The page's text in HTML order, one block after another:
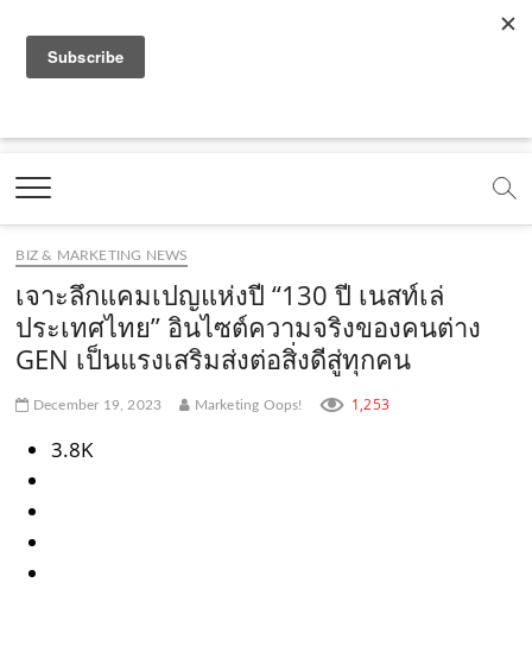
a
e
b
o
o
k
.
c
o
o
t
b
e
.
c
o
m
.
o
e
m
e
t
g
r
a
m
.
t
k
c
o
m
Marketing Oops!
DIGITAL | CREATIVE | ADVERTISING | CAMPAIGN |
BIZ & MARKETING NEWS
เจาะลึกแคมเปญแห่งปี “130 ปี เนสท์เล่
ประเทศไทย” อินไซต์ความจริงของคนต่าง
GEN เป็นแรงเสริมส่งต่อสิ่งดีสู่ทุกคน
December 19, 2023 Marketing Oops! 1,253
3.8K